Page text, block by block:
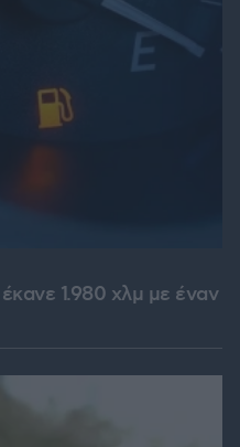
1.980 χλμ με έναν